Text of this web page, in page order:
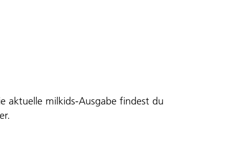
aktuelle milkids-Ausgabe findest du
.